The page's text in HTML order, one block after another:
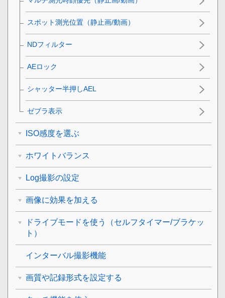
スポット測光位置 （静止画/動画）
NDフィルター
AEロック
シャッター半押しAEL
ゼブラ表示
ISO感度を選ぶ
ホワイトバランス
Log撮影の設定
画像に効果を加える
ドライブモードを使う（セルフタイマー/ブラケッ
ト）
インターバル撮影機能
画質や記録形式を設定する